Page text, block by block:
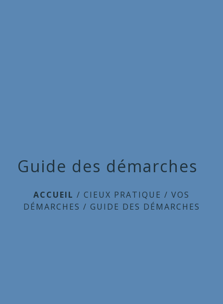
Guide des démarches
ACCUEIL / CIEUX PRATIQUE / VOS
DÉMARCHES / GUIDE DES DÉMARCHES